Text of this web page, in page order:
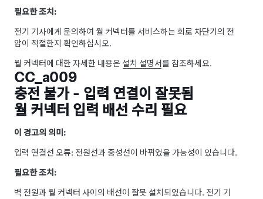
필요한 조치:
전기 기사에게 문의하여 월 커넥터를 서비스하는 회로 차단기의 전
압이 적절한지 확인하십시오.
월 커넥터에 대한 자세한 내용은 설치 설명서를 참조하세요.
CC_a009
충전 불가 - 입력 연결이 잘못됨
월 커넥터 입력 배선 수리 필요
이 경고의 의미:
입력 연결선 오류: 전원선과 중성선이 바뀌었을 가능성이 있습니다.
필요한 조치:
벽 전원과 월 커넥터 사이의 배선이 잘못 설치되었습니다. 전기 기